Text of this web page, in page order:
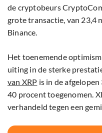
de cryptobeurs
grote transactie, van 23,4
Binance.
Het toenemende
uiting in de sterke
van XRP is in de
40 procent toegenomen.
verhandeld tegen een